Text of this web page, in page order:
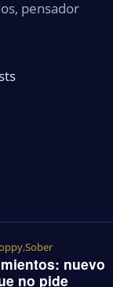
pensador
,Sober
nuevo
no pide